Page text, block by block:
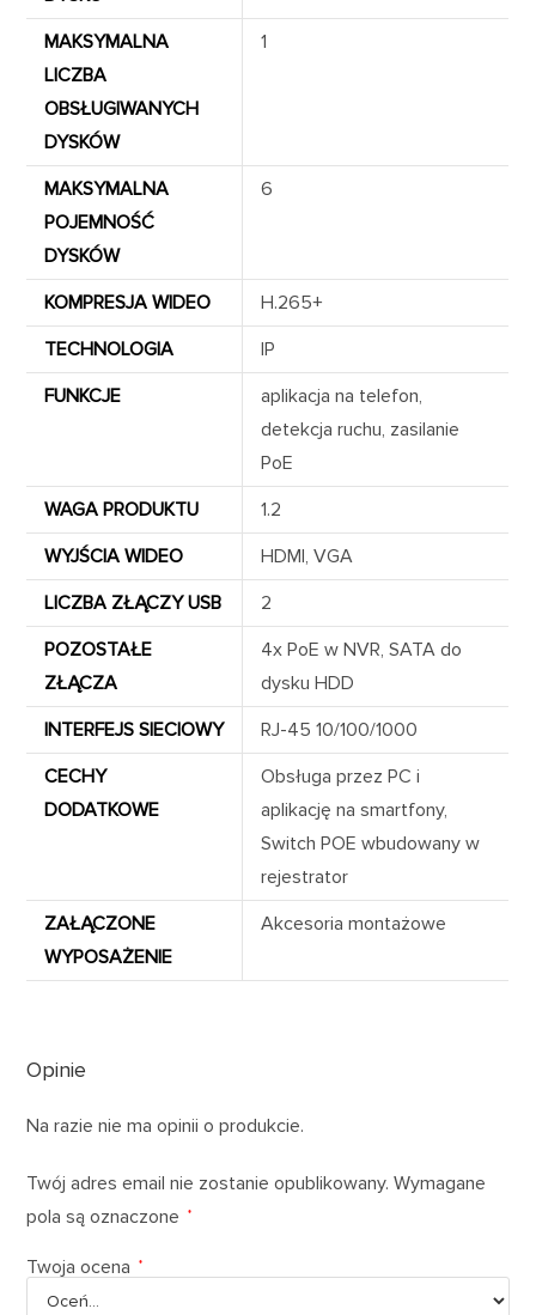
MAKSYMALNA
LICZBA
OBSŁUGIWANYCH
DYSKÓW
1
MAKSYMALNA
POJEMNOŚĆ
DYSKÓW
6
KOMPRESJA WIDEO
H.265+
TECHNOLOGIA
IP
FUNKCJE
aplikacja na telefon,
detekcja ruchu, zasilanie
PoE
WAGA PRODUKTU
1.2
WYJŚCIA WIDEO
HDMI, VGA
LICZBA ZŁĄCZY USB
2
POZOSTAŁE
ZŁĄCZA
4x PoE w NVR, SATA do
dysku HDD
INTERFEJS SIECIOWY
RJ-45 10/100/1000
CECHY
DODATKOWE
Obsługa przez PC i
aplikację na smartfony,
Switch POE wbudowany w
rejestrator
ZAŁĄCZONE
WYPOSAŻENIE
Akcesoria montażowe
Opinie
Na razie nie ma opinii o produkcie.
Twój adres email nie zostanie opublikowany. Wymagane
pola są oznaczone
*
Twoja ocena *